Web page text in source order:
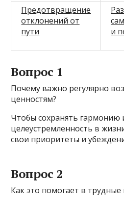
Предотвращение
отклонений от
пути
и
Вопрос 1
Почему важно регулярно
ценностям?
Чтобы сохранять гармонию
целеустремленность в
свои приоритеты и
Вопрос 2
Как это помогает в